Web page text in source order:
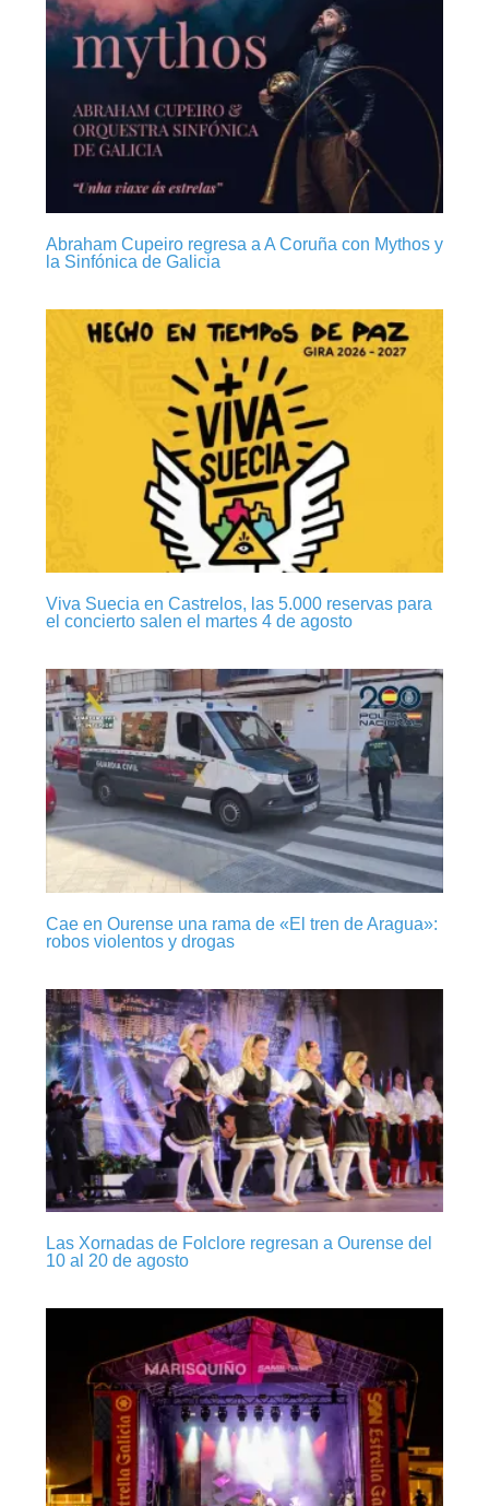
Abraham Cupeiro regresa a A Coruña con Mythos y
la Sinfónica de Galicia
Viva Suecia en Castrelos, las 5.000 reservas para
el concierto salen el martes 4 de agosto
Cae en Ourense una rama de «El tren de Aragua»:
robos violentos y drogas
Las Xornadas de Folclore regresan a Ourense del
10 al 20 de agosto